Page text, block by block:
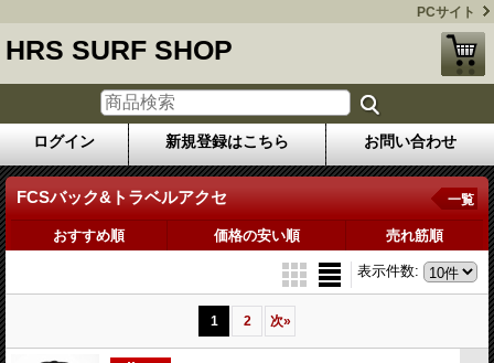
PCサイト
HRS SURF SHOP
ログイン 新規登録はこちら お問い合わせ
FCSバック&トラベルアクセ 一覧
おすすめ順 価格の安い順 売れ筋順
表示件数:
1 2 次»